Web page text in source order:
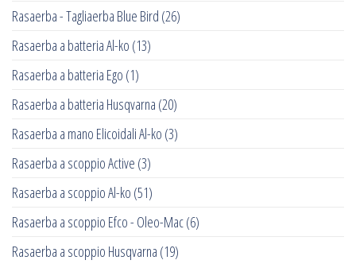
Rasaerba - Tagliaerba Blue Bird (26)
Rasaerba a batteria Al-ko (13)
Rasaerba a batteria Ego (1)
Rasaerba a batteria Husqvarna (20)
Rasaerba a mano Elicoidali Al-ko (3)
Rasaerba a scoppio Active (3)
Rasaerba a scoppio Al-ko (51)
Rasaerba a scoppio Efco - Oleo-Mac(6)
Rasaerba a scoppio Husqvarna (19)